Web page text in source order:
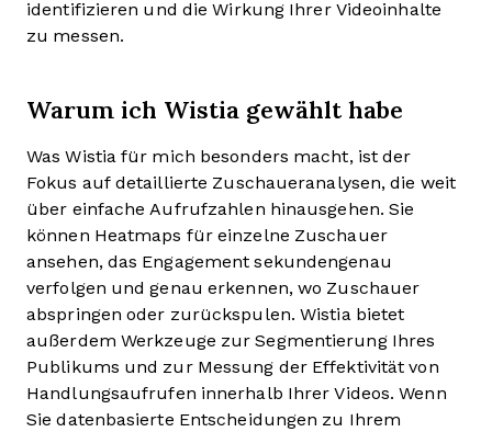
identifizieren und die Wirkung Ihrer Videoinhalte
zu messen.
Warum ich Wistia gewählt habe
Was Wistia für mich besonders macht, ist der
Fokus auf detaillierte Zuschaueranalysen, die weit
über einfache Aufrufzahlen hinausgehen. Sie
können Heatmaps für einzelne Zuschauer
ansehen, das Engagement sekundengenau
verfolgen und genau erkennen, wo Zuschauer
abspringen oder zurückspulen. Wistia bietet
außerdem Werkzeuge zur Segmentierung Ihres
Publikums und zur Messung der Effektivität von
Handlungsaufrufen innerhalb Ihrer Videos. Wenn
Sie datenbasierte Entscheidungen zu Ihrem